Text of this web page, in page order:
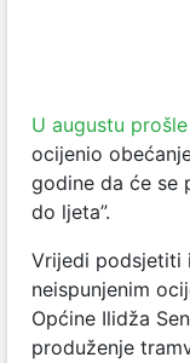
U augustu
ocijenio
godine da će se
do ljeta”.
Vrijedi podsjetiti
neispunjenim
Općine Ilidža
produženje